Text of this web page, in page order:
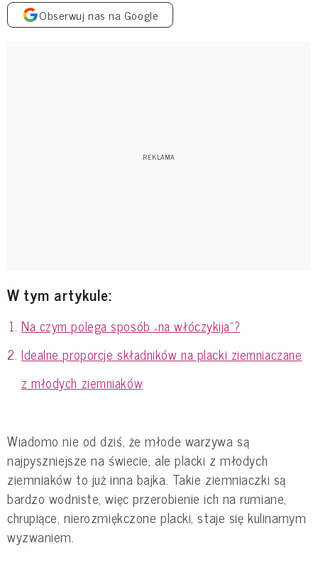
Obserwuj nas na Google
W tym artykule:
Na czym polega sposób „na włóczykija”?
Idealne proporcje składników na placki ziemniaczane
z młodych ziemniaków
Wiadomo nie od dziś, że młode warzywa są
najpyszniejsze na świecie, ale placki z młodych
ziemniaków to już inna bajka. Takie ziemniaczki są
bardzo wodniste, więc przerobienie ich na rumiane,
chrupiące, nierozmiękczone placki, staje się kulinarnym
wyzwaniem.